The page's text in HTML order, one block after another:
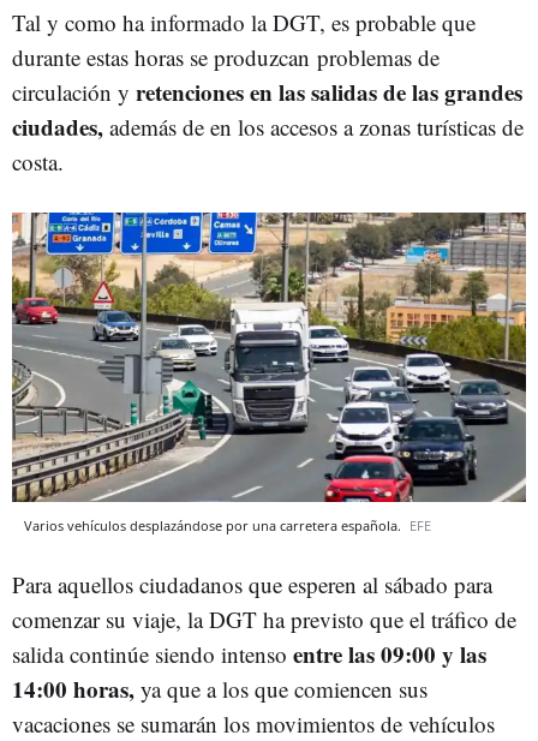
Tal y como ha informado la DGT, es probable que
durante estas horas se produzcan problemas de
circulación y retenciones en las salidas de las grandes
ciudades, además de en los accesos a zonas turísticas de
costa.
Varios vehículos desplazándose por una carretera española. EFE
Para aquellos ciudadanos que esperen al sábado para
comenzar su viaje, la DGT ha previsto que el tráfico de
salida continúe siendo intenso entre las 09:00 y las
14:00 horas, ya que a los que comiencen sus
vacaciones se sumarán los movimientos de vehículos